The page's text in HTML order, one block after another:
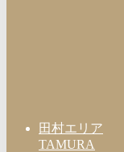
田村エリア
TAMURA